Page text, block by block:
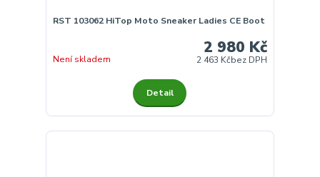
RST 103062 HiTop Moto Sneaker Ladies CE Boot
2 980 Kč
2 463 Kčbez DPH
Není skladem
Detail